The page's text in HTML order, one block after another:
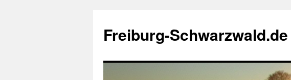
springen
Freiburg-Schwarzwald.de